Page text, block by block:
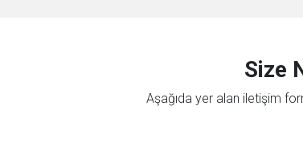
Size
Aşağıda yer alan iletişim